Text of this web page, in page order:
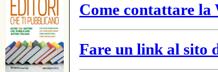
Come contattare
Fare un link al sito